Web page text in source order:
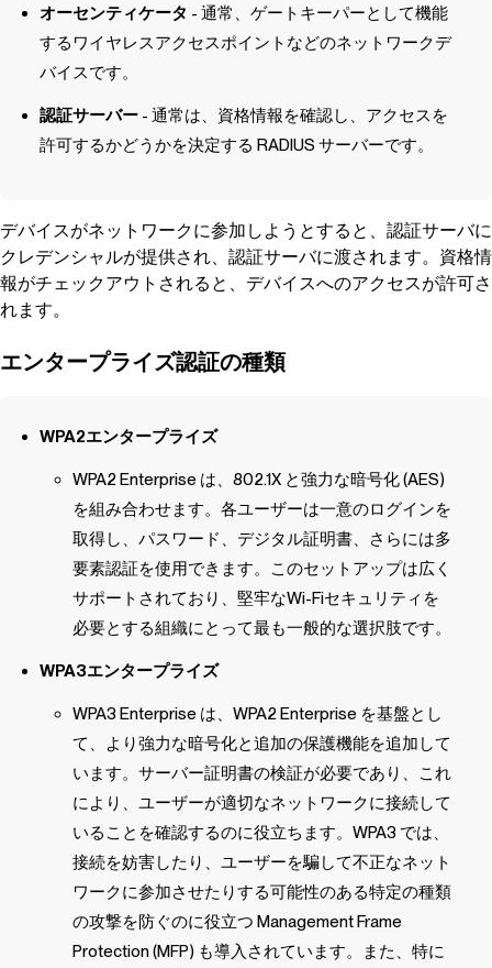
オーセンティケータ - 通常、ゲートキーパーとして機能
するワイヤレスアクセスポイントなどのネットワークデ
バイスです。
認証サーバー - 通常は、資格情報を確認し、アクセスを
許可するかどうかを決定する RADIUS サーバーです。
デバイスがネットワークに参加しようとすると、認証サーバに
クレデンシャルが提供され、認証サーバに渡されます。資格情
報がチェックアウトされると、デバイスへのアクセスが許可さ
れます。
エンタープライズ認証の種類
WPA2エンタープライズ
WPA2 Enterprise は、802.1X と強力な暗号化 (AES)
を組み合わせます。各ユーザーは一意のログインを
取得し、パスワード、デジタル証明書、さらには多
要素認証を使用できます。このセットアップは広く
サポートされており、堅牢なWi-Fiセキュリティを
必要とする組織にとって最も一般的な選択肢です。
WPA3エンタープライズ
WPA3 Enterprise は、WPA2 Enterprise を基盤とし
て、より強力な暗号化と追加の保護機能を追加して
います。サーバー証明書の検証が必要であり、これ
により、ユーザーが適切なネットワークに接続して
いることを確認するのに役立ちます。WPA3 では、
接続を妨害したり、ユーザーを騙して不正なネット
ワークに参加させたりする可能性のある特定の種類
の攻撃を防ぐのに役立つ Management Frame
Protection (MFP) も導入されています。また、特に